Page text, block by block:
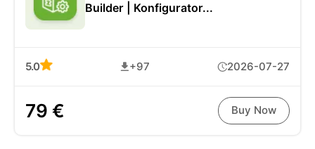
Builder | Konfigurator...
5.0 +97 2026-07-27
79 € Buy Now